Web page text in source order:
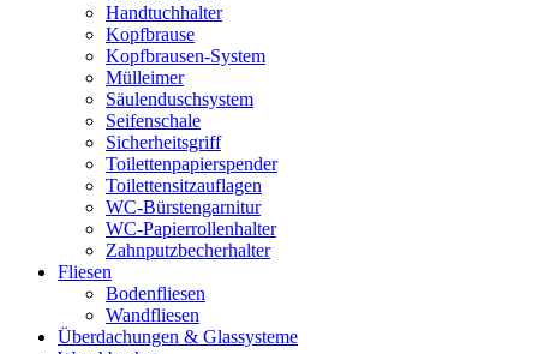
Handtuchhalter
Kopfbrause
Kopfbrausen-System
Mülleimer
Säulenduschsystem
Seifenschale
Sicherheitsgriff
Toilettenpapierspender
Toilettensitzauflagen
WC-Bürstengarnitur
WC-Papierrollenhalter
Zahnputzbecherhalter
Fliesen
Bodenfliesen
Wandfliesen
Überdachungen & Glassysteme